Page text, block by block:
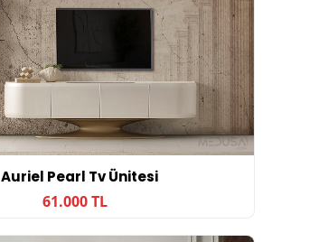
Auriel Pearl Tv Ünitesi
61.000 TL